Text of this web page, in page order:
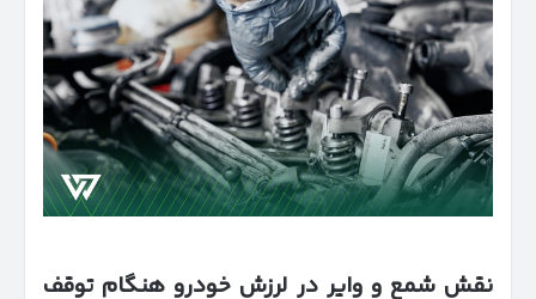
نقش شمع و وایر در لرزش خودرو هنگام توقف